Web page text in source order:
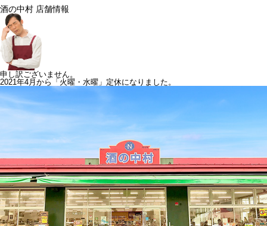
酒の中村 店舗情報
申し訳ございません。
2021年4月から「火曜・水曜」定休になりました。